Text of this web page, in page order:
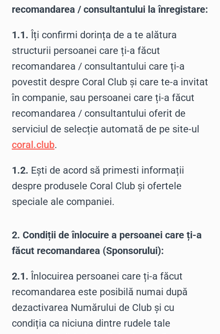
recomandarea / consultantului la înregistare:
1.1. Îți confirmi dorința de a te alătura
structurii persoanei care ți-a făcut
recomandarea / consultantului care ți-a
povestit despre Coral Club și care te-a invitat
în companie, sau persoanei care ți-a făcut
recomandarea / consultantului oferit de
serviciul de selecție automată de pe site-ul
coral.club.
1.2. Ești de acord să primesti informații
despre produsele Coral Club și ofertele
speciale ale companiei.
2. Condiții de înlocuire a persoanei care ți-a
făcut recomandarea (Sponsorului):
2.1. Înlocuirea persoanei care ți-a făcut
recomandarea este posibilă numai după
dezactivarea Numărului de Club și cu
condiția ca niciuna dintre rudele tale